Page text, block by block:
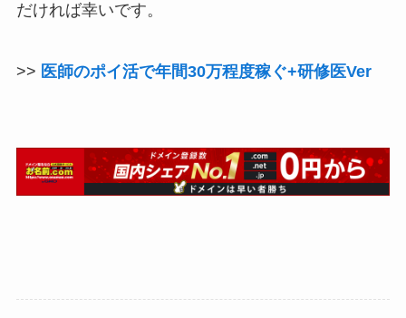
だければ幸いです。
>> 医師のポイ活で年間30万程度稼ぐ+研修医Ver